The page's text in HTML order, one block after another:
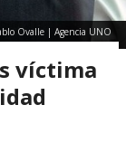
Ovalle | Agencia UNO
víctima